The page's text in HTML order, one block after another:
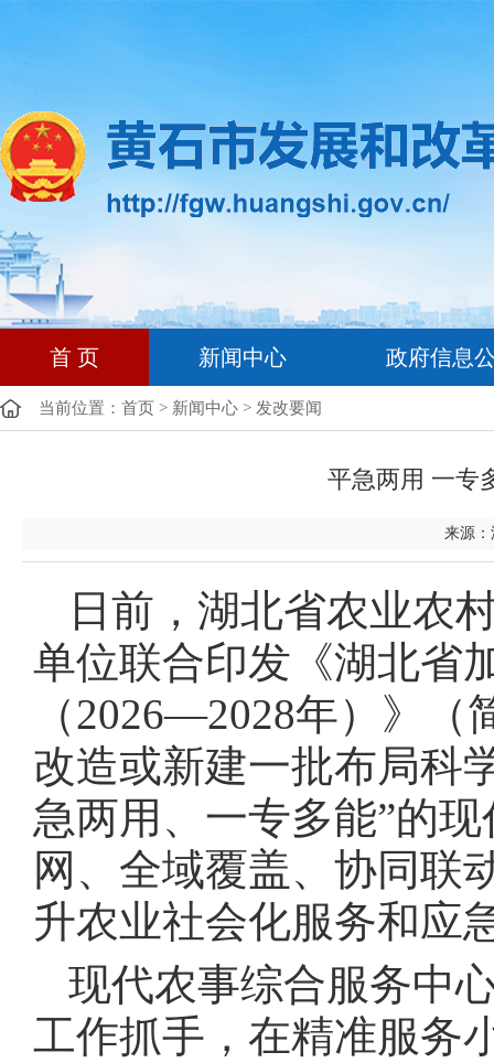
首 页 新闻中心 政府信息
当前位置： 首页 > 新闻中心 > 发改要闻
平急两用 一专
来源
日前，湖北省农业农
单位联合印发《湖北省
（2026—2028年）》
改造或新建一批布局科
急两用、一专多能”的
网、全域覆盖、协同联
升农业社会化服务和应
现代农事综合服务中
工作抓手，在精准服务